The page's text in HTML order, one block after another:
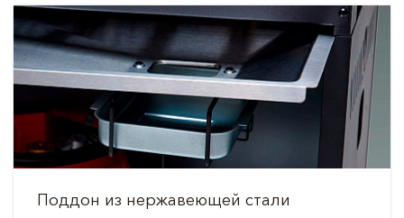
Поддон из нержавеющей стали